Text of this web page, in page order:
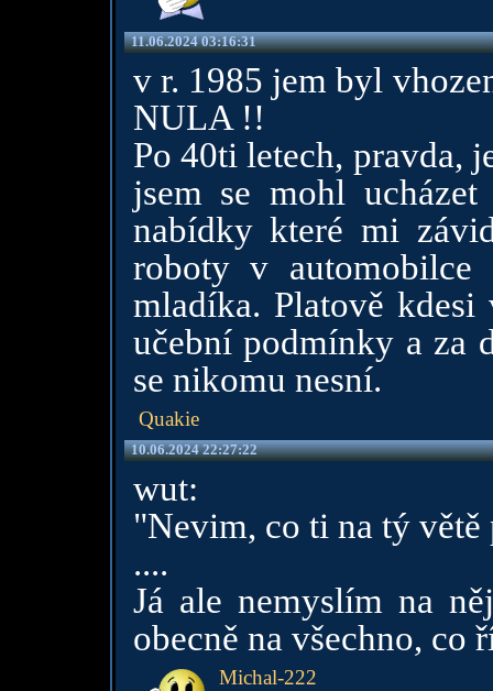
11.06.2024 03:16:31
v r. 1985 jem byl
NULA !!
Po 40ti letech, pravda,
jsem se mohl
nabídky které mi
roboty v
mladíka. Platově
učební podmínky a za
se nikomu nesní.
Quakie
10.06.2024 22:27:22
wut:
"Nevim, co ti na tý
....
Já ale nemyslím na
obecně na všechno, co
Michal-222